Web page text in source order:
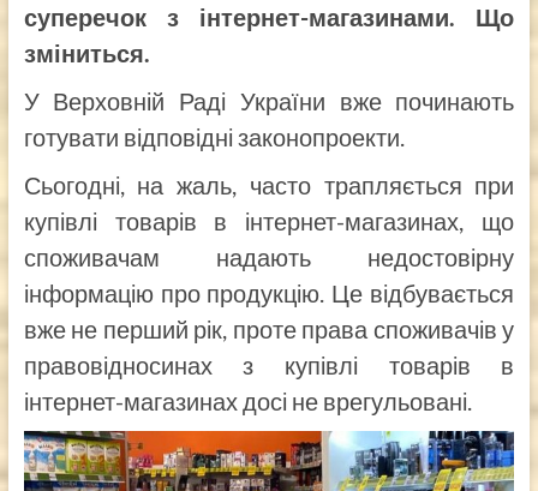
суперечок з інтернет-магазинами. Що
зміниться.
У Верховній Раді України вже починають
готувати відповідні законопроекти.
Сьогодні, на жаль, часто трапляється при
купівлі товарів в інтернет-магазинах, що
споживачам надають недостовірну
інформацію про продукцію. Це відбувається
вже не перший рік, проте права споживачів у
правовідносинах з купівлі товарів в
інтернет-магазинах досі не врегульовані.